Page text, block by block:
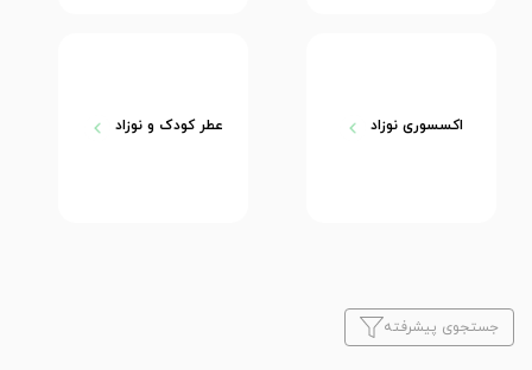
اکسسوری نوزاد عطر کودک و نوزاد
جستجوی پیشرفته